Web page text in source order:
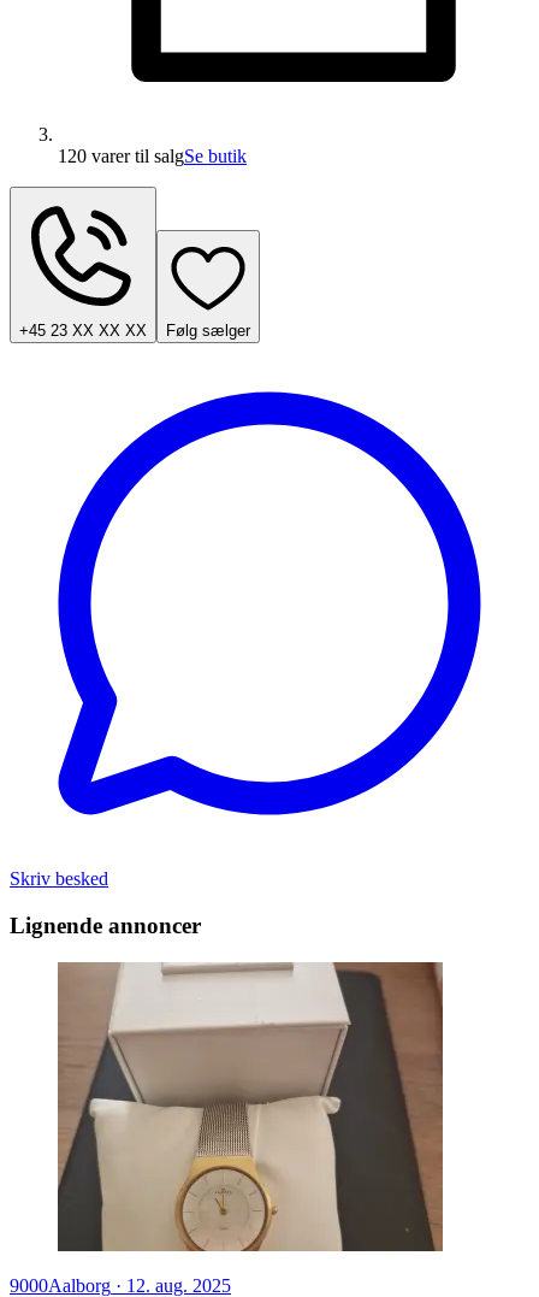
120 varertil salgSe butik
+45 23 XX XX XX Følg sælger
Skriv besked
Lignende annoncer
9000Aalborg · 12. aug. 2025